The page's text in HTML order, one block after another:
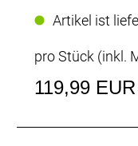
Artikel ist
pro Stück (inkl.
119,99 EUR